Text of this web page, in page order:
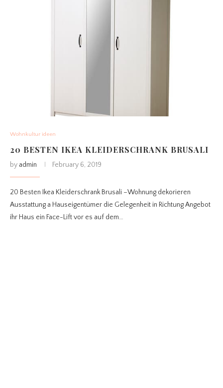
Wohnkultur ideen
20 BESTEN IKEA KLEIDERSCHRANK BRUSALI
by admin February 6, 2019
20 Besten Ikea Kleiderschrank Brusali –Wohnung dekorieren
Ausstattung a Hauseigentümer die Gelegenheit in Richtung Angebot
ihr Haus ein Face-Lift vor es auf dem…